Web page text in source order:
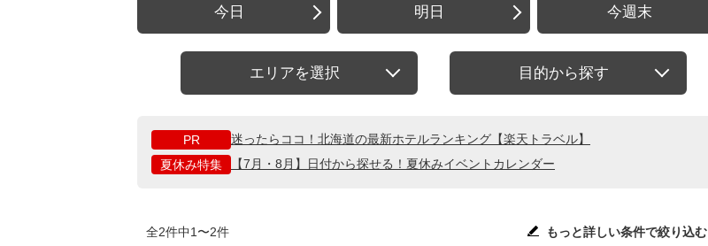
今日 明日 今週末
エリアを選択 目的から探す
PR
迷ったらココ！北海道の最新ホテルランキング【楽天トラベル】
夏休み特集
【7月・8月】日付から探せる！夏休みイベントカレンダー
全2件中1〜2件 もっと詳しい条件で絞り込む